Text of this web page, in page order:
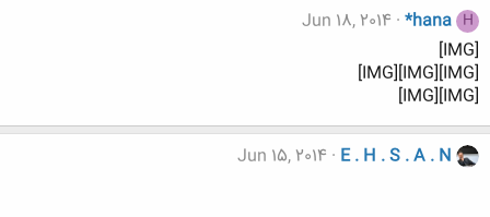
H
*hana
Jun 18, 2014
[IMG]
[IMG][IMG][IMG]
[IMG][IMG]
E . H . S . A . N
Jun 15, 2014